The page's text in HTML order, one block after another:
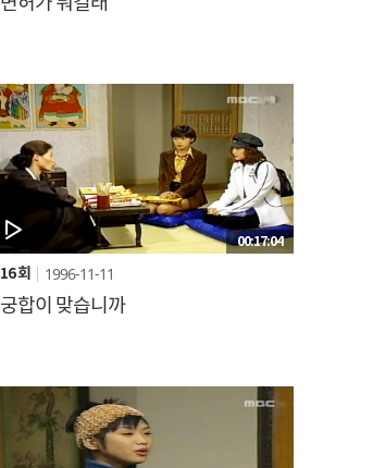
00:17:04
16 회 1996-11-11
궁합이 맞습니까